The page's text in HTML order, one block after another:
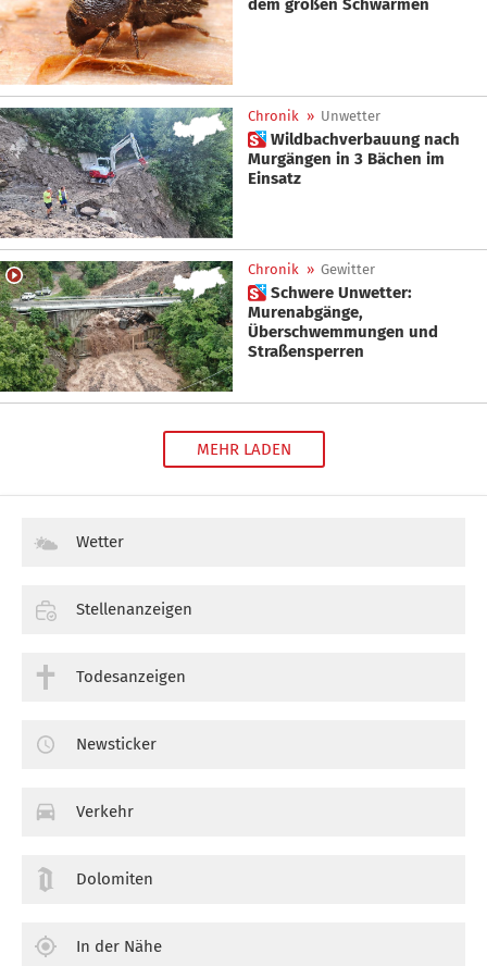
dem großen Schwärmen
Chronik » Unwetter
 Wildbachverbauung nach
Murgängen in 3 Bächen im
Einsatz
Chronik » Gewitter
 Schwere Unwetter:
Murenabgänge,
Überschwemmungen und
Straßensperren
MEHR LADEN
Wetter
Stellenanzeigen
Todesanzeigen
Newsticker
Verkehr
Dolomiten
In der Nähe